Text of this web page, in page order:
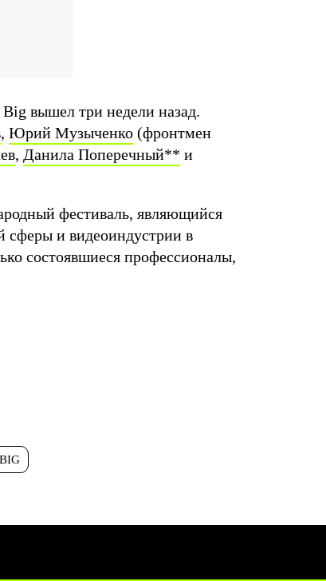
вышел три недели назад.
, Юрий Музыченко (фронтмен
, Данила Поперечный** и
фестиваль, являющийся
сферы и видеоиндустрии в
состоявшиеся профессионалы,